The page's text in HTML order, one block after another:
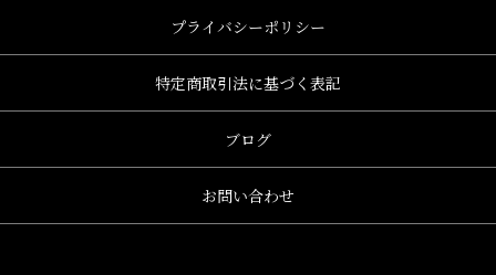
プライバシーポリシー
特定商取引法に基づく表記
ブログ
お問い合わせ